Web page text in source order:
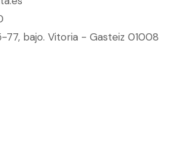
77, bajo. Vitoria - Gasteiz 01008